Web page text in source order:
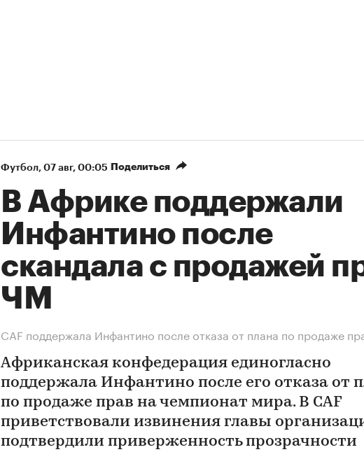
Футбол⁠, 07 авг, 00:05 Поделиться
В Африке поддержали
Инфантино после
скандала с продажей
ЧМ
СAF поддержала Инфантино после отказа от плана по продаже
Африканская конфедерация единогласно
поддержала Инфантино после его отказа от
по продаже прав на чемпионат мира. В CAF
приветствовали извинения главы
подтвердили приверженность прозрачности